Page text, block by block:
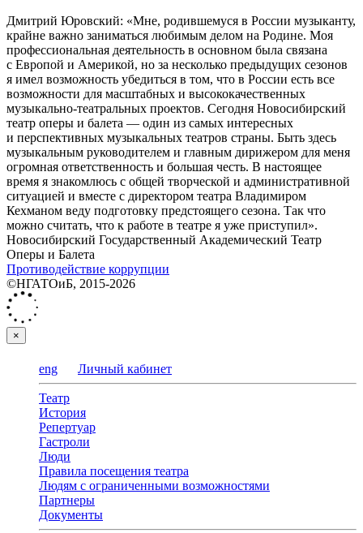
Дмитрий Юровский: «Мне, родившемуся в России музыканту,
крайне важно заниматься любимым делом на Родине. Моя
профессиональная деятельность в основном была связана
с Европой и Америкой, но за несколько предыдущих сезонов
я имел возможность убедиться в том, что в России есть все
возможности для масштабных и высококачественных
музыкально-театральных проектов. Сегодня Новосибирский
театр оперы и балета — один из самых интересных
и перспективных музыкальных театров страны. Быть здесь
музыкальным руководителем и главным дирижером для меня
огромная ответственность и большая честь. В настоящее
время я знакомлюсь с общей творческой и административной
ситуацией и вместе с директором театра Владимиром
Кехманом веду подготовку предстоящего сезона. Так что
можно считать, что к работе в театре я уже приступил».
Новосибирский Государственный Академический Театр
Оперы и Балета
Противодействие коррупции
©НГАТОиБ, 2015-2026
×
eng Личный кабинет
Театр
История
Репертуар
Гастроли
Люди
Правила посещения театра
Людям с ограниченными возможностями
Партнеры
Документы